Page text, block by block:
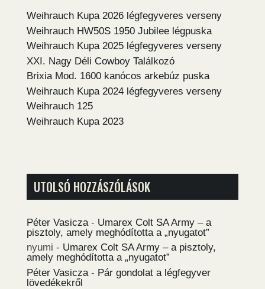
Weihrauch Kupa 2026 légfegyveres verseny
Weihrauch HW50S 1950 Jubilee légpuska
Weihrauch Kupa 2025 légfegyveres verseny
XXI. Nagy Déli Cowboy Találkozó
Brixia Mod. 1600 kanócos arkebúz puska
Weihrauch Kupa 2024 légfegyveres verseny
Weihrauch 125
Weihrauch Kupa 2023
UTOLSÓ HOZZÁSZÓLÁSOK
Péter Vasicza - Umarex Colt SA Army – a
pisztoly, amely meghódította a „nyugatot”
nyumi - Umarex Colt SA Army – a pisztoly,
amely meghódította a „nyugatot”
Péter Vasicza - Pár gondolat a légfegyver
lövedékekről